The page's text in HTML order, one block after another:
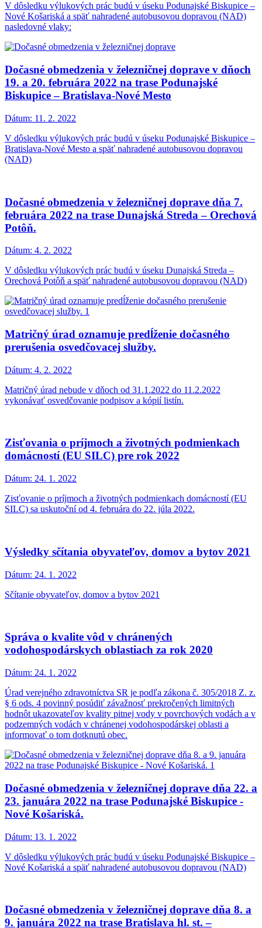
V dôsledku výlukových prác budú v úseku Podunajské Biskupice –
Nové Košariská a späť nahradené autobusovou dopravou (NAD)
nasledovné vlaky:
Dočasné obmedzenia v železničnej doprave v dňoch
19. a 20. februára 2022 na trase Podunajské
Biskupice – Bratislava-Nové Mesto
Dátum: 11. 2. 2022
V dôsledku výlukových prác budú v úseku Podunajské Biskupice –
Bratislava-Nové Mesto a späť nahradené autobusovou dopravou
(NAD)
Dočasné obmedzenia v železničnej doprave dňa 7.
februára 2022 na trase Dunajská Streda – Orechová
Potôň.
Dátum: 4. 2. 2022
V dôsledku výlukových prác budú v úseku Dunajská Streda –
Orechová Potôň a späť nahradené autobusovou dopravou (NAD)
Matričný úrad oznamuje predĺženie dočasného
prerušenia osvedčovacej služby.
Dátum: 4. 2. 2022
Matričný úrad nebude v dňoch od 31.1.2022 do 11.2.2022
vykonávať osvedčovanie podpisov a kópií listín.
Zisťovania o príjmoch a životných podmienkach
domácností (EU SILC) pre rok 2022
Dátum: 24. 1. 2022
Zisťovanie o príjmoch a životných podmienkach domácností (EU
SILC) sa uskutoční od 4. februára do 22. júla 2022.
Výsledky sčítania obyvateľov, domov a bytov 2021
Dátum: 24. 1. 2022
Sčítanie obyvateľov, domov a bytov 2021
Správa o kvalite vôd v chránených
vodohospodárskych oblastiach za rok 2020
Dátum: 24. 1. 2022
Úrad verejného zdravotníctva SR je podľa zákona č. 305/2018 Z. z.
§ 6 ods. 4 povinný posúdiť závažnosť prekročených limitných
hodnôt ukazovateľov kvality pitnej vody v povrchových vodách a v
podzemných vodách v chránenej vodohospodárskej oblasti a
informovať o tom dotknutú obec.
Dočasné obmedzenia v železničnej doprave dňa 22. a
23. januára 2022 na trase Podunajské Biskupice -
Nové Košariská.
Dátum: 13. 1. 2022
V dôsledku výlukových prác budú v úseku Podunajské Biskupice –
Nové Košariská a späť nahradené autobusovou dopravou (NAD)
Dočasné obmedzenia v železničnej doprave dňa 8. a
9. januára 2022 na trase Bratislava hl. st. –